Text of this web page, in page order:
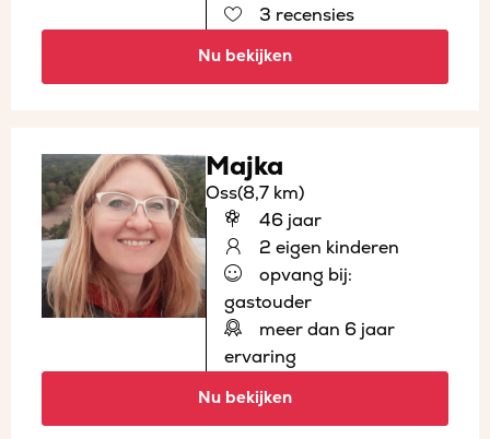
3 recensies
Nu bekijken
Majka
Oss(8,7 km)
46 jaar
2 eigen kinderen
opvang bij:
gastouder
meer dan 6 jaar
ervaring
Nu bekijken